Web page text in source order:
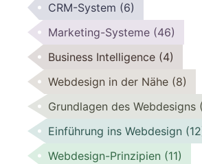
CRM-System (6)
Marketing-Systeme (46)
Business Intelligence (4)
Webdesign in der Nähe (8)
Grundlagen des Webdesigns
Einführung ins Webdesign
Webdesign-Prinzipien (11)